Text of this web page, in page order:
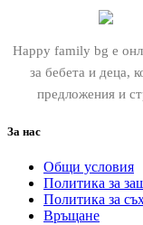
Happy family bg е
за бебета и деца,
предложения и
За нас
Общи условия
Политика за
Политика за
Връщане